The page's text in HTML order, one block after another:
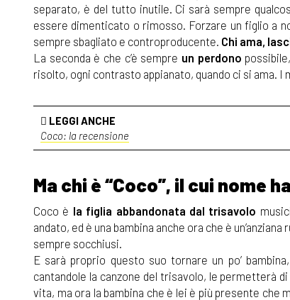
separato, è del tutto inutile. Ci sarà sempre
essere dimenticato o rimosso. Forzare un figlio a
sempre sbagliato e controproducente. Chi ama,
La seconda è che c’è sempre un perdono possibile,
risolto, ogni contrasto appianato, quando ci si ama. I
LEGGI ANCHE
Coco: la recensione
Ma chi è “Coco”, il cui nome
Coco è la figlia abbandonata dal trisavolo
andato, ed è una bambina anche ora che è
sempre socchiusi.
E sarà proprio questo suo tornare un po’
cantandole la canzone del trisavolo, le permetterà
vita, ma ora la bambina che è lei è più presente che